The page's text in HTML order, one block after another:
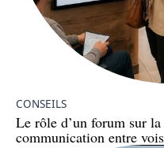
CONSEILS
Le rôle d’un forum sur
communication entre